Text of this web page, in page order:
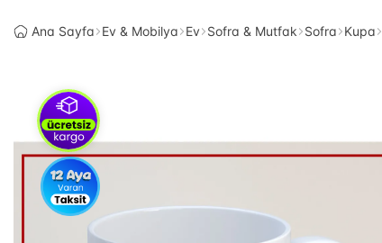
Ana Sayfa Ev & Mobilya Ev Sofra & Mutfak Sofra Kupa